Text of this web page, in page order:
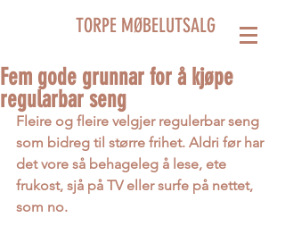
TORPE MØBELUTSALG
Fem gode grunnar for å kjøpe
regularbar seng
Fleire og fleire velgjer regulerbar seng
som bidreg til større frihet. Aldri før har
det vore så behageleg å lese, ete
frukost, sjå på TV eller surfe på nettet,
som no.